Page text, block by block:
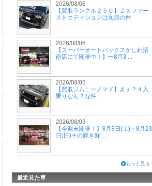
2026/08/08
【買取ランクル２５０】ＺＸファー
ストエディションは丸目の件
2026/08/06
【スーパーオートバックスかしわ沼
南店にて開催中！】〜8月3 ...
2026/08/05
【買取ジムニーノマド】えぇ？４人
乗りなん？な件
2026/08/03
【今週末開催！】8月8日(土)～8月23
日(日)その輝き鮮 ...
もっと見る
最近見た車